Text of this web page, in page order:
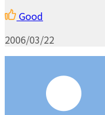
Good
2006/03/22